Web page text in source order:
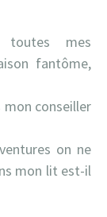
toutes mes
fantôme,
mon conseiller
on ne
mon lit est-il